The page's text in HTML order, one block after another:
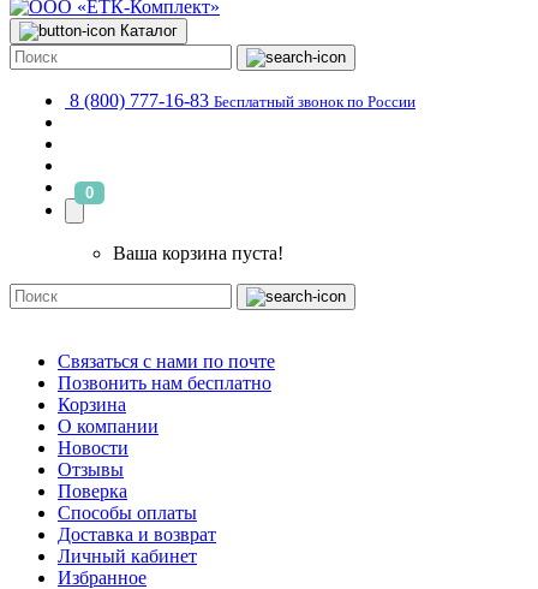
Каталог
8 (800) 777-16-83 Бесплатный звонок по России
0
Ваша корзина пуста!
Связаться с нами по почте
Позвонить нам бесплатно
Корзина
О компании
Новости
Отзывы
Поверка
Способы оплаты
Доставка и возврат
Личный кабинет
Избранное